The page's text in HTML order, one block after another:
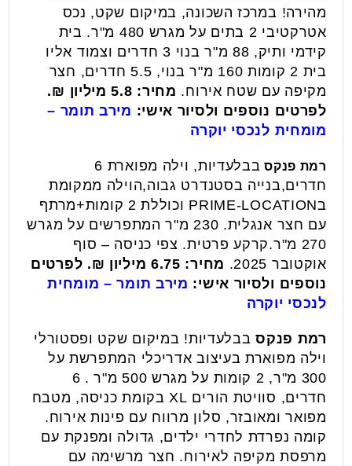
מהירה! במרכז השכונה, במיקום שקט, נכס
אטרקטיבי 2 בתים על מגרש 480 מ"ר. בית
קידמי ותיק, 88 מ"ר בנוי 3 חדרים וצמוד אליו
בית 2 קומות 160 מ"ר בנוי, 5.5 חדרים, חצר
מקיפה עם שטח אירוח. מחיר: 5.8 מיליון ₪.
לפרטים נוספים ולסיור אישי: מירב תומר –
מומחית לנכסי יוקרה
רמת פנקס
בבלעדיות, וילה מפוארת 6
חדרים,בנייה בסטנדרט גבוה,הוילה ממקומת
בPRIME-LOCATION וכוללת 2 קומות+מרתף
עם חצר אנגלית. 230 מ"ר המתפרשים על מגרש
270 מ"ר.קרקע פרטית. צפי כניסה – סוף
אוקטובר 2025.
מחיר: 6.75 מיליון ₪.
לפרטים
נוספים ולסיור אישי: מירב תומר – מומחית
לנכסי יוקרה
רמת פנקסבבלעדיות! במיקום שקט ופסטורלי
וילה מפוארת בעיצוב אדריכלי המתפרשת על
300 מ"ר, 2 קומות על מגרש 500 מ"ר . 6
חדרים, סוויטת הורים XL בקומת כניסה, מטבח
מפואר ומאובזר, סלון מרווח עם פינות אירוח.
קומה נפרדת לחדרי ילדים, גדולה ומפנקת עם
מרפסת מקיפה לאירוח. חצר מרשימה עם